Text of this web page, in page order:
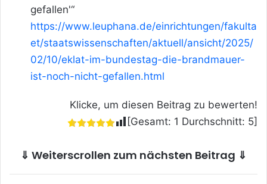
gefallen'“
https://www.leuphana.de/einrichtungen/fakulta
et/staatswissenschaften/aktuell/ansicht/2025/
02/10/eklat-im-bundestag-die-brandmauer-
ist-noch-nicht-gefallen.html
Klicke, um diesen Beitrag zu bewerten!
[Gesamt: 1 Durchschnitt: 5]
⇓ Weiterscrollen zum nächsten Beitrag ⇓